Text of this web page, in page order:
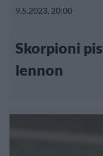
9.5.2023, 20:00
Skorpioni
lennon